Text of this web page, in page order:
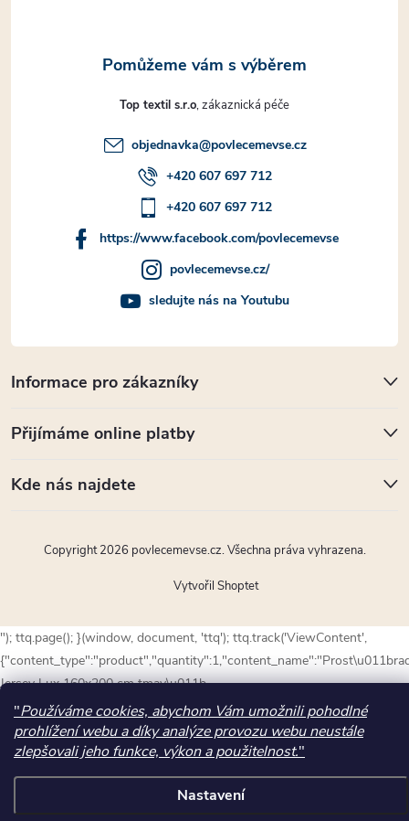
"Používáme cookies, abychom Vám umožnili pohodlné
prohlížení webu a díky analýze provozu webu neustále
zlepšovali jeho funkce, výkon a použitelnost."
Nastavení
Informace pro zákazníky
Přijímáme online platby
Kde nás najdete
Top textil s.r.o
objednavka@povlecemevse.cz
+420 607 697 712
+420 607 697 712
https://www.facebook.com/povlecemevse
povlecemevse.cz/
sledujte nás na Youtubu
Vytvořil Shoptet
Copyright 2026 povlecemevse.cz. Všechna práva vyhrazena.
"); ttq.page(); }(window, document, 'ttq'); ttq.track('ViewContent',
Jersey Lux 160x200 cm tmav\u011b
modr\u00e1","content_id":22792,"content_category":"Prost\u011bradla
\/ Jersey prost\u011bradla \/ Jersey na matraci 160x200
cm","currency":"CZK","value":271.89999999999998});